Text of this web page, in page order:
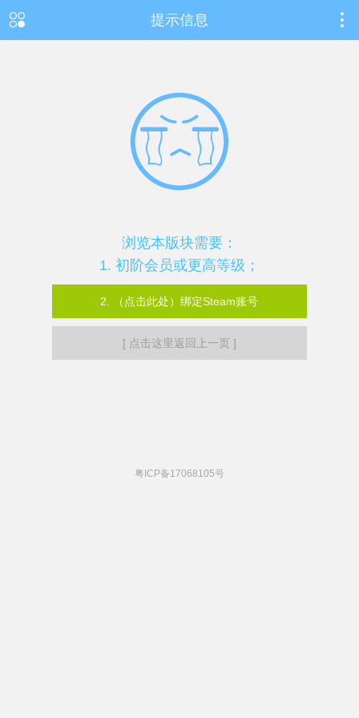
提示信息
浏览本版块需要：
1. 初阶会员或更高等级；
2. （点击此处）绑定Steam账号
[ 点击这里返回上一页 ]
粤ICP备17068105号